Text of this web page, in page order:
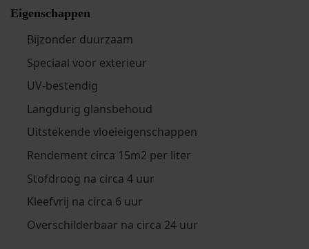
Eigenschappen
Bijzonder duurzaam
Speciaal voor exterieur
UV-bestendig
Langdurig glansbehoud
Uitstekende vloeieigenschappen
Rendement circa 15m2 per liter
Stofdroog na circa 4 uur
Kleefvrij na circa 6 uur
Overschilderbaar na circa 24 uur